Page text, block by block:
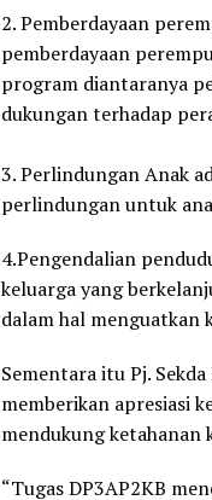
2. Pemberdayaan
pemberdayaan
program diantaranya
dukungan terhadap
3. Perlindungan Anak
perlindungan untuk
4.Pengendalian
keluarga yang
dalam hal menguatkan
Sementara itu Pj.
memberikan apresiasi
mendukung ketahanan
“Tugas DP3AP2KB